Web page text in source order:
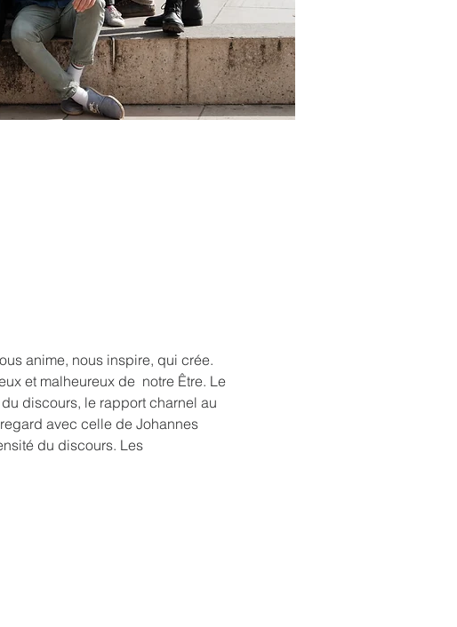
anime, nous inspire, qui crée.
et malheureux de  notre Être. Le
discours, le rapport charnel au
avec celle de Johannes
du discours. Les